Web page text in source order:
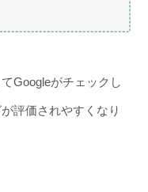
Googleがチェックし
評価されやすくなり